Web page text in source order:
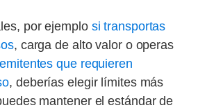
por ejemplo si transportas
, carga de alto valor o operas
que requieren
, deberías elegir límites más
mantener el estándar de